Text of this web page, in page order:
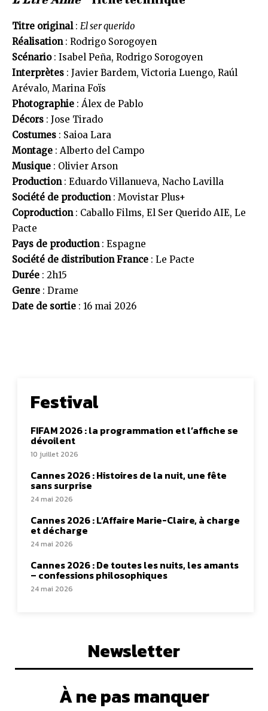
Titre original : El ser querido
Réalisation : Rodrigo Sorogoyen
Scénario: Isabel Peña, Rodrigo Sorogoyen
Interprètes : Javier Bardem, Victoria Luengo, Raúl
Arévalo, Marina Foïs
Photographie : Álex de Pablo
Décors : Jose Tirado
Costumes : Saioa Lara
Montage : Alberto del Campo
Musique : Olivier Arson
Production: Eduardo Villanueva, Nacho Lavilla
Société de production : Movistar Plus+
Coproduction: Caballo Films, El Ser Querido AIE, Le
Pacte
Pays de production: Espagne
Société de distribution France : Le Pacte
Durée : 2h15
Genre : Drame
Date de sortie : 16 mai 2026
Festival
FIFAM 2026 : la programmation et l’affiche se
dévoilent
10 juillet 2026
Cannes 2026 : Histoires de la nuit, une fête
sans surprise
24 mai 2026
Cannes 2026 : L’Affaire Marie-Claire, à charge
et décharge
24 mai 2026
Cannes 2026 : De toutes les nuits, les amants
– confessions philosophiques
24 mai 2026
Newsletter
À ne pas manquer